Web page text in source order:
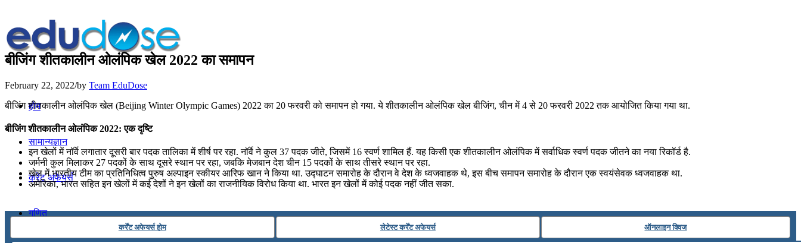
होम
सामान्यज्ञान
करेंट अफेयर्स
गणित
बीजिंग शीतकालीन ओलंपिक खेल 2022 का समापन
February 22, 2022/by Team EduDose
बीजिंग शीतकालीन ओलंपिक खेल (Beijing Winter Olympic Games) 2022 का 20 फरवरी को समापन हो गया. ये शीतकालीन ओलंपिक खेल बीजिंग, चीन में 4 से 20 फरवरी 2022 तक आयोजित किया गया था.
बीजिंग शीतकालीन ओलंपिक 2022: एक दृष्टि
इन खेलों में नॉर्वे लगातार दूसरी बार पदक तालिका में शीर्ष पर रहा. नॉर्वे ने कुल 37 पदक जीते, जिसमें 16 स्वर्ण शामिल हैं. यह किसी एक शीतकालीन ओलंपिक में सर्वाधिक स्वर्ण पदक जीतने का नया रिकॉर्ड है.
जर्मनी कुल मिलाकर 27 पदकों के साथ दूसरे स्थान पर रहा, जबकि मेजबान देश चीन 15 पदकों के साथ तीसरे स्थान पर रहा.
खेल में भारतीय टीम का प्रतिनिधित्व पुरुष अल्पाइन स्कीयर आरिफ खान ने किया था. उद्घाटन समारोह के दौरान वे देश के ध्वजवाहक थे, इस बीच समापन समारोह के दौरान एक स्वयंसेवक ध्वजवाहक था.
अमेरिका, भारत सहित इन खेलों में कई देशों ने इन खेलों का राजनीयिक विरोध किया था. भारत इन खेलों में कोई पदक नहीं जीत सका.
कर्रेंट अफेयर्स होम लेटेस्ट कर्रेंट अफेयर्स ऑनलाइन क्विज